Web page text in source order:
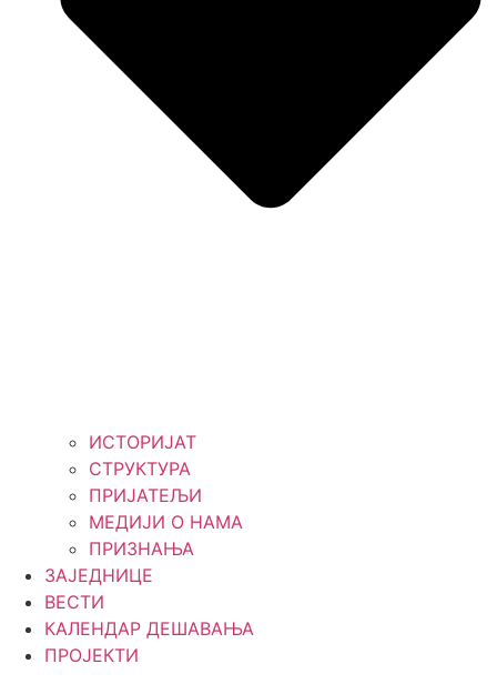
ИСТОРИЈАТ
СТРУКТУРА
ПРИЈАТЕЉИ
МЕДИЈИ О НАМА
ПРИЗНАЊА
ЗАЈЕДНИЦЕ
ВЕСТИ
КАЛЕНДАР ДЕШАВАЊА
ПРОЈЕКТИ